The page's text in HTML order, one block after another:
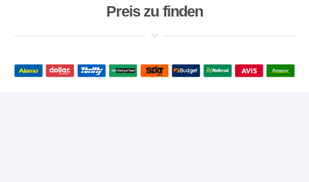
Preis zu finden